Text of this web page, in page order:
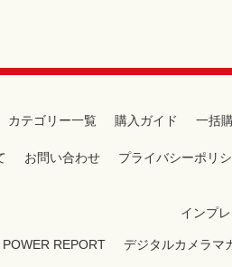
カテゴリー一覧 購入ガイド 一括
お問い合わせ プライバシーポリ
インプ
POWER REPORT デジタルカメラマ